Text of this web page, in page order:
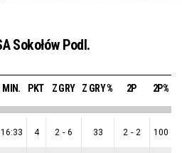
Sokołów Podl.
MIN. PKT Z GRY Z GRY % 2P 2P%
16:33 4 2 - 6 33 2 - 2 100